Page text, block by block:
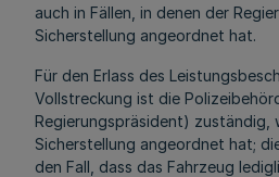
auch in Fällen, in denen der
Sicherstellung angeordnet hat.
Für den Erlass des
Vollstreckung ist die
Regierungspräsident) zuständig,
Sicherstellung angeordnet hat;
den Fall, dass das Fahrzeug